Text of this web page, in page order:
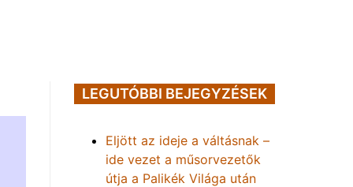
LEGUTÓBBI BEJEGYZÉSEK
Eljött az ideje a váltásnak –
ide vezet a műsorvezetők
útja a Palikék Világa után